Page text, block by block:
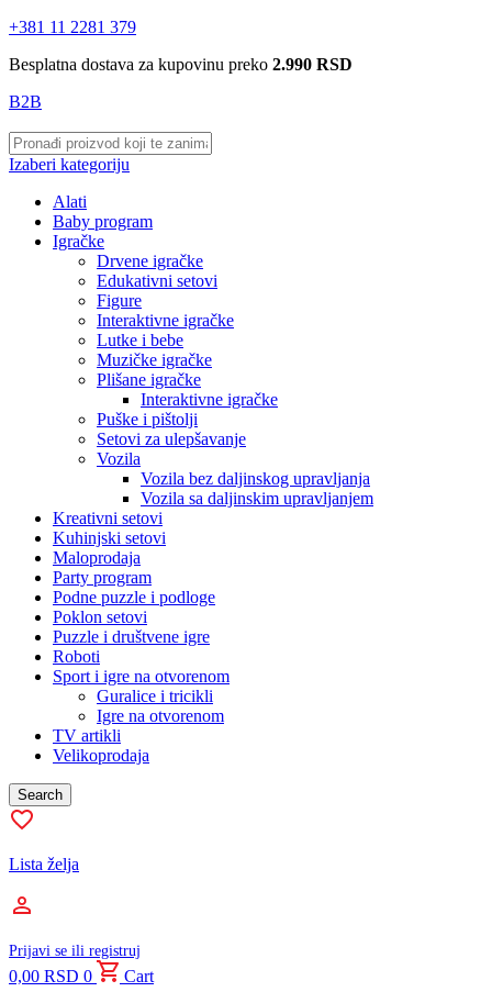
+381 11 2281 379
Besplatna dostava za kupovinu preko 2.990 RSD
B2B
Izaberi kategoriju
Alati
Baby program
Igračke
Drvene igračke
Edukativni setovi
Figure
Interaktivne igračke
Lutke i bebe
Muzičke igračke
Plišane igračke
Interaktivne igračke
Puške i pištolji
Setovi za ulepšavanje
Vozila
Vozila bez daljinskog upravljanja
Vozila sa daljinskim upravljanjem
Kreativni setovi
Kuhinjski setovi
Maloprodaja
Party program
Podne puzzle i podloge
Poklon setovi
Puzzle i društvene igre
Roboti
Sport i igre na otvorenom
Guralice i tricikli
Igre na otvorenom
TV artikli
Velikoprodaja
Search
Lista želja
Prijavi se ili registruj
0,00 RSD 0
Cart